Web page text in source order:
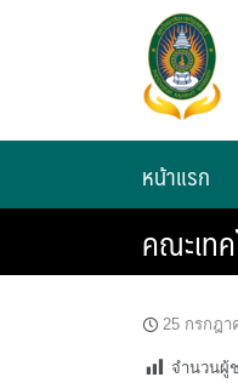
หน้าแรก
คณะเท
25 กรกฎา
จำนวนผู้